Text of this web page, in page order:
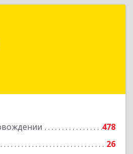
478
26
обл, Смоленск г, Раевского